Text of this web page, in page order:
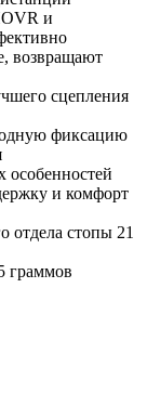
и
возвращают
сцепления
фиксацию
особенностей
и комфорт
отдела стопы 21
граммов